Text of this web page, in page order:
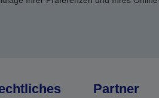
Partner